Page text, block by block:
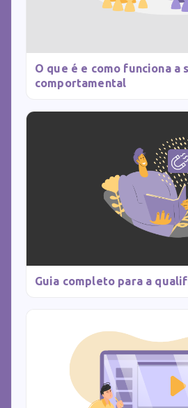
O que é e como funciona a
comportamental
Guia completo para a